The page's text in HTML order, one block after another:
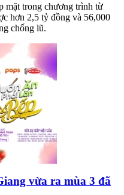
mặt trong chương trình từ
hơn 2,5 tỷ đồng và 56,000
chống lũ.
vừa ra mùa 3 đã